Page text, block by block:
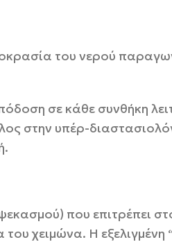
του νερού
σε κάθε συνθήκη
στην υπέρ-
που επιτρέπει
χειμώνα. Η εξελιγμένη